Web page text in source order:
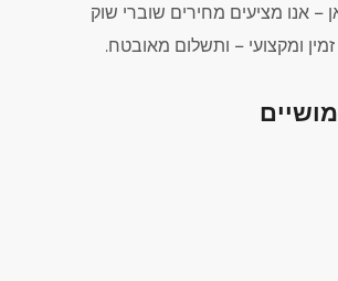
– אנו מציעים מחירים שוברי שוק
ומקצועי – ותשלום מאובטח.